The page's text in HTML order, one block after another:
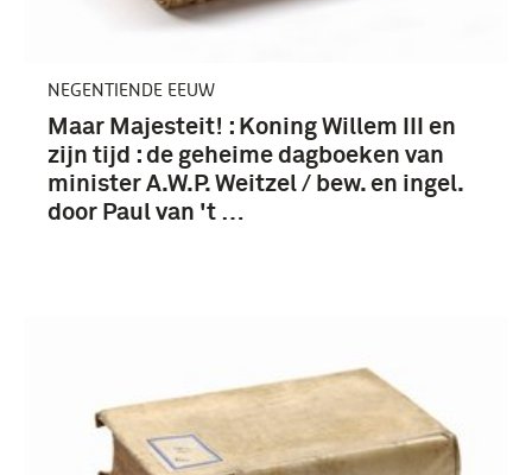
NEGENTIENDE EEUW
Maar Majesteit! : Koning Willem III en
zijn tijd : de geheime dagboeken van
minister A.W.P. Weitzel / bew. en ingel.
door Paul van 't …